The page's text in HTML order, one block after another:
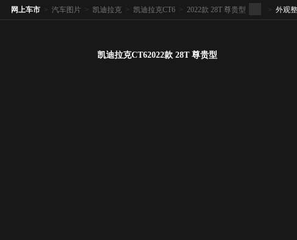
网上车市 > 汽车图片 > 凯迪拉克 > 凯迪拉克CT6 > 2022款 28T 尊贵型 > 外观
凯迪拉克CT62022款 28T 尊贵型